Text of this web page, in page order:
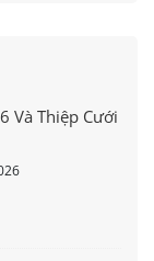
Và Thiệp Cưới